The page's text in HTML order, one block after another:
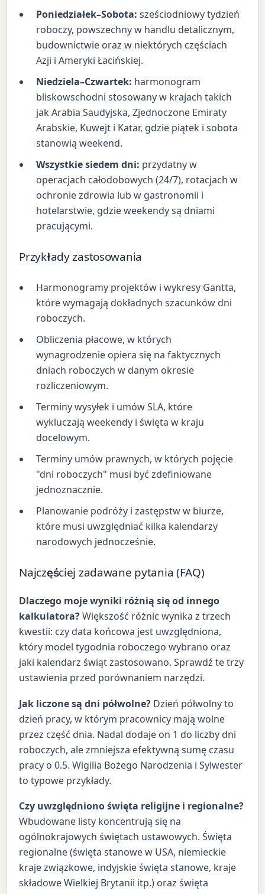
Poniedziałek–Sobota: sześciodniowy tydzień
roboczy, powszechny w handlu detalicznym,
budownictwie oraz w niektórych częściach
Azji i Ameryki Łacińskiej.
Niedziela–Czwartek: harmonogram
bliskowschodni stosowany w krajach takich
jak Arabia Saudyjska, Zjednoczone Emiraty
Arabskie, Kuwejt i Katar, gdzie piątek i sobota
stanowią weekend.
Wszystkie siedem dni: przydatny w
operacjach całodobowych (24/7), rotacjach w
ochronie zdrowia lub w gastronomii i
hotelarstwie, gdzie weekendy są dniami
pracującymi.
Przykłady zastosowania
Harmonogramy projektów i wykresy Gantta,
które wymagają dokładnych szacunków dni
roboczych.
Obliczenia płacowe, w których
wynagrodzenie opiera się na faktycznych
dniach roboczych w danym okresie
rozliczeniowym.
Terminy wysyłek i umów SLA, które
wykluczają weekendy i święta w kraju
docelowym.
Terminy umów prawnych, w których pojęcie
"dni roboczych" musi być zdefiniowane
jednoznacznie.
Planowanie podróży i zastępstw w biurze,
które musi uwzględniać kilka kalendarzy
narodowych jednocześnie.
Najczęściej zadawane pytania (FAQ)
Dlaczego moje wyniki różnią się od innego
kalkulatora?Większość różnic wynika z trzech
kwestii: czy data końcowa jest uwzględniona,
który model tygodnia roboczego wybrano oraz
jaki kalendarz świąt zastosowano. Sprawdź te trzy
ustawienia przed porównaniem narzędzi.
Jak liczone są dni półwolne? Dzień półwolny to
dzień pracy, w którym pracownicy mają wolne
przez część dnia. Nadal dodaje on 1 do liczby dni
roboczych, ale zmniejsza efektywną sumę czasu
pracy o 0.5. Wigilia Bożego Narodzenia i Sylwester
to typowe przykłady.
Czy uwzględniono święta religijne i regionalne?
Wbudowane listy koncentrują się na
ogólnokrajowych świętach ustawowych. Święta
regionalne (święta stanowe w USA, niemieckie
kraje związkowe, indyjskie święta stanowe, kraje
składowe Wielkiej Brytanii itp.) oraz święta